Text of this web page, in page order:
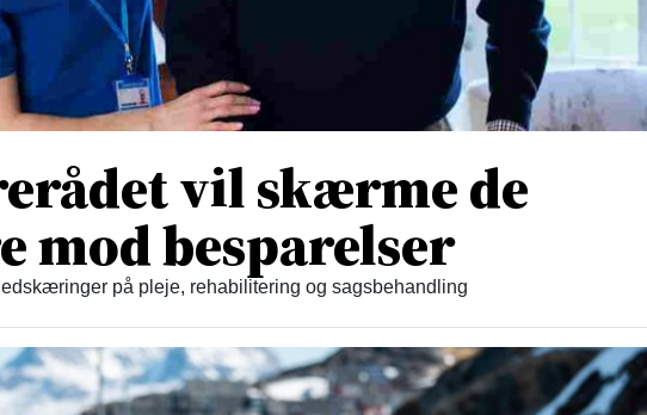
vil skærme de
mod besparelser
på pleje, rehabilitering og sagsbehandling